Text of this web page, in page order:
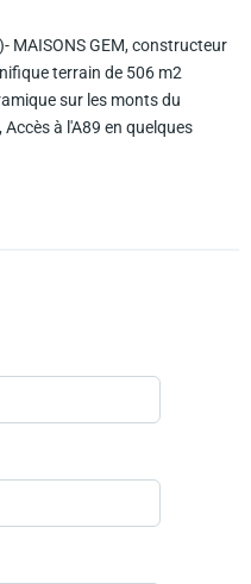
MAISONS GEM, constructeur
terrain de 506 m2
sur les monts du
à l'A89 en quelques
.